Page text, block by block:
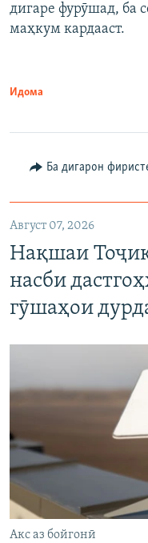
дигаре фурӯшад, ба
маҳкум кардааст.
Идома
Ба дигарон
Август 07, 2026
Нақшаи
насби
гӯшаҳои
Акс аз бойгонӣ